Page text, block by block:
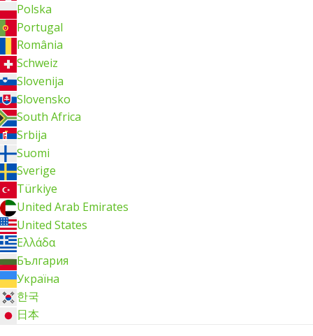
Polska
Portugal
România
Schweiz
Slovenija
Slovensko
South Africa
Srbija
Suomi
Sverige
Türkiye
United Arab Emirates
United States
Ελλάδα
България
Україна
한국
日本